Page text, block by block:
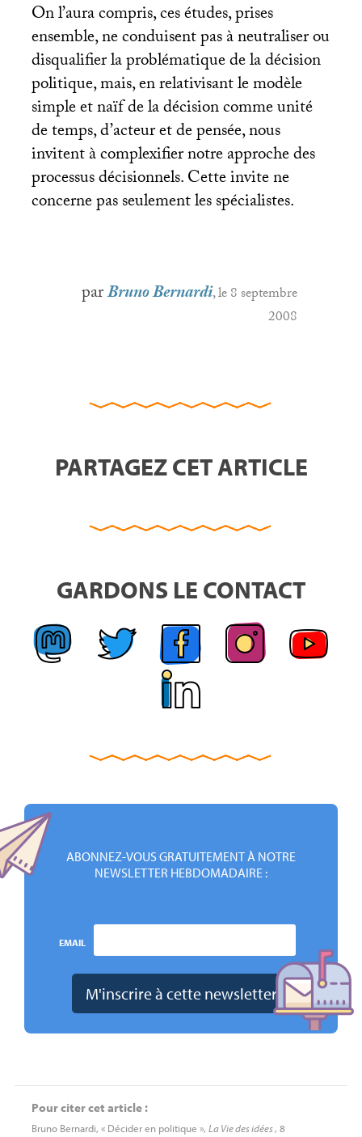
On l’aura compris, ces études, prises
ensemble, ne conduisent pas à neutraliser ou
disqualifier la problématique de la décision
politique, mais, en relativisant le modèle
simple et naïf de la décision comme unité
de temps, d’acteur et de pensée, nous
invitent à complexifier notre approche des
processus décisionnels. Cette invite ne
concerne pas seulement les spécialistes.
parBruno Bernardi, le 8 septembre
2008
PARTAGEZ CET ARTICLE
GARDONS LE CONTACT
ABONNEZ-VOUS GRATUITEMENT À NOTRE
NEWSLETTER HEBDOMADAIRE :
EMAIL
Pour citer cet article :
Bruno Bernardi, « Décider en politique », La Vie des idées, 8